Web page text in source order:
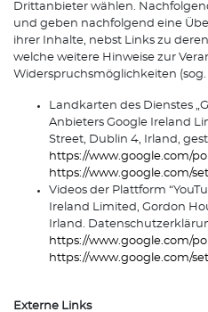
Drittanbieter wählen.
und geben nachfolgend eine
ihrer Inhalte, nebst Links zu
welche weitere Hinweise zur
Widerspruchsmöglichkeiten
Landkarten des Dienstes
Anbieters Google Ireland
Street, Dublin 4, Irland,
https://www.google.com/
https://www.google.com/
Videos der Plattform
Ireland Limited, Gordon
Irland.
https://www.google.com/
https://www.google.com/
Externe Links